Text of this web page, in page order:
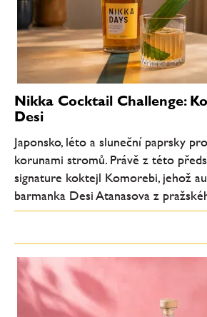
Nikka Cocktail Challenge:
Desi
Japonsko, léto a sluneční paprsky
korunami stromů. Právě z této
signature koktejl Komorebi, jehož
barmanka Desi Atanasova z